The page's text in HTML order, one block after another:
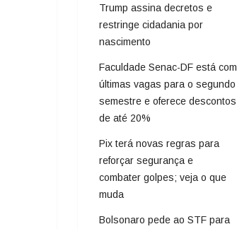
Trump assina decretos e
restringe cidadania por
nascimento
Faculdade Senac-DF está com
últimas vagas para o segundo
semestre e oferece descontos
de até 20%
Pix terá novas regras para
reforçar segurança e
combater golpes; veja o que
muda
Bolsonaro pede ao STF para